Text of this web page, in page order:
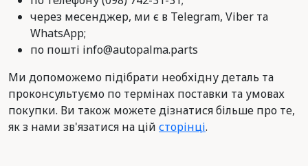
через месенджер, ми є в Telegram, Viber та
WhatsApp;
по пошті info@autopalma.parts
Ми допоможемо підібрати необхідну деталь та
проконсультуємо по термінах поставки та умовах
покупки. Ви також можете дізнатися більше про те,
як з нами зв'язатися на цій сторінці.